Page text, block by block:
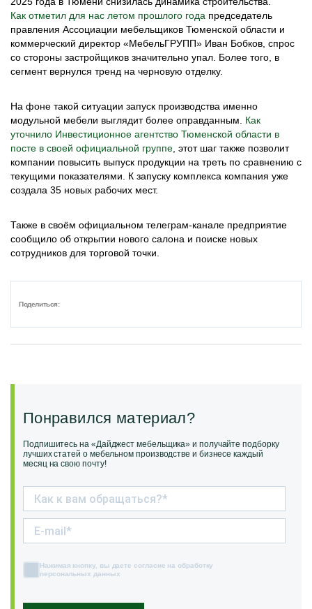
Как отметил для нас летом прошлого года председатель
правления Ассоциации мебельщиков Тюменской области и
коммерческий директор «МебельГРУПП» Иван Бобков, спрос
со стороны застройщиков значительно упал. Более того, в
сегмент вернулся тренд на черновую отделку.
На фоне такой ситуации запуск производства именно
модульной мебели выглядит более оправданным. Как
уточнило Инвестиционное агентство Тюменской области в
посте в своей официальной группе, этот шаг также позволит
компании повысить выпуск продукции на треть по сравнению с
текущими показателями. К запуску комплекса компания уже
создала 35 новых рабочих мест.
Также в своём официальном телеграм-канале предприятие
сообщило об открытии нового салона и поиске новых
сотрудников для торговой точки.
Поделиться:
Понравился материал?
Подпишитесь на «Дайджест мебельщика» и получайте подборку
лучших статей о мебельном производстве и бизнесе каждый
месяц на свою почту!
Нажимая кнопку, вы даете согласие на обработку
персональных данных